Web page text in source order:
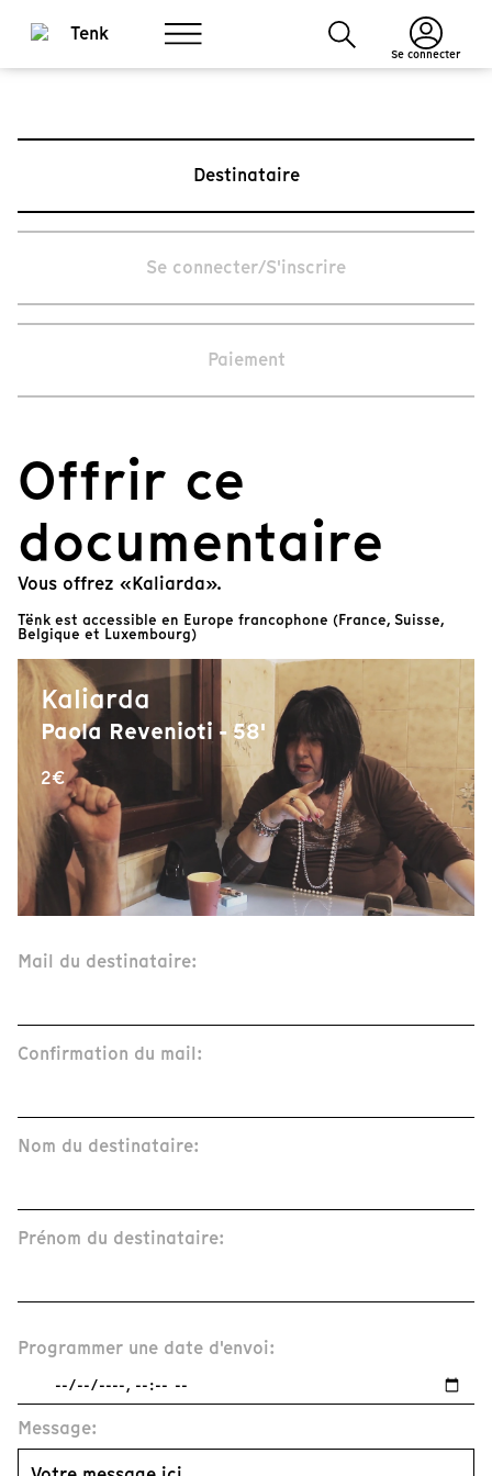
Se connecter
Destinataire
Se connecter/S'inscrire
Paiement
Offrir ce
documentaire
Vous offrez «Kaliarda».
Tënk est accessible en Europe francophone (France, Suisse,
Belgique et Luxembourg)
Kaliarda
Paola Revenioti - 58'
2€
Mail du destinataire:
Confirmation du mail:
Nom du destinataire:
Prénom du destinataire:
Programmer une date d'envoi:
Message: